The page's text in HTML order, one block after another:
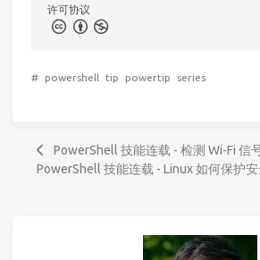
许可协议
# powershell tip powertip series
PowerShell 技能连载 - 检测 Wi-Fi 信
PowerShell 技能连载 - Linux 如何保护